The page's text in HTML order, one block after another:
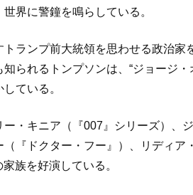
界に警鐘を鳴らしている。
ランプ前大統領を思わせる政治家
られるトンプソンは、“ジョージ・
ている。
・キニア（『007』シリーズ）、
『ドクター・フー』）、リディア
族を好演している。